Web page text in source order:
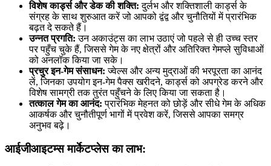
विशेष कार्ड्स और डेक की शक्ति: दुर्लभ और शक्तिशाली कार्ड्स के
संग्रह के साथ शुरुआत करें जो आपको द्वंद्व और चुनौतियों में प्रारंभिक
बढ़त दे सकते हैं।
उन्नत प्रगति: उन अकाउंट्स का लाभ उठाएं जो पहले से ही उच्च स्तर
पर पहुँच चुके हैं, जिससे गेम के नए क्षेत्रों और अतिरिक्त गेमप्ले सुविधाओं
को अनलॉक किया जा सके।
प्रचुर इन-गेम संसाधन: ज्वेल्स और अन्य मुद्राओं की भरपूरता का आनंद
लें, जिनका उपयोग इन-गेम पैक्स खरीदने, कार्ड्स को अपग्रेड करने और
विशेष सामग्री तक तुरंत पहुँचने के लिए किया जा सकता है।
तत्काल गेम का आनंद: प्रारंभिक मेहनत को छोड़ें और सीधे गेम के अधिक
आकर्षक और चुनौतीपूर्ण भागों में प्रवेश करें, जिससे आपका समग्र
अनुभव बढ़े।
आईजीआइटम्स मार्केटप्लेस का लाभ: